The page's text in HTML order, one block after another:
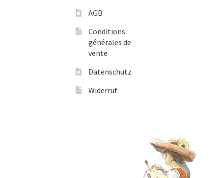
AGB
Conditions
générales de
vente
Datenschutz
Widerruf